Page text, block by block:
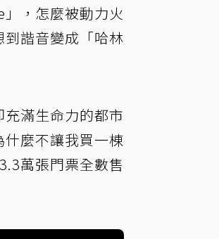
，怎麼被動力火
諧音變成「哈林
滿生命力的都市
麼不讓我買一棟
萬張門票全數售